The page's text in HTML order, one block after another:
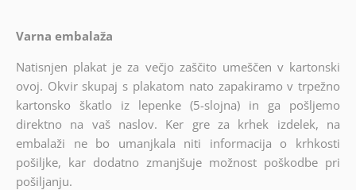
Varna embalaža
Natisnjen plakat je za večjo zaščito umeščen v kartonski
ovoj. Okvir skupaj s plakatom nato zapakiramo v trpežno
kartonsko škatlo iz lepenke (5-slojna) in ga pošljemo
direktno na vaš naslov. Ker gre za krhek izdelek, na
embalaži ne bo umanjkala niti informacija o krhkosti
pošiljke, kar dodatno zmanjšuje možnost poškodbe pri
pošiljanju.